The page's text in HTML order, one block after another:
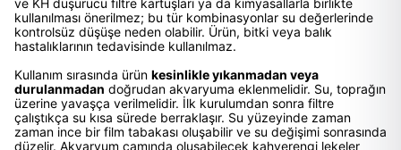
ve KH düşürücü filtre kartuşları ya da kimyasallarla birlikte
kullanılması önerilmez; bu tür kombinasyonlar su değerlerinde
kontrolsüz düşüşe neden olabilir. Ürün, bitki veya balık
hastalıklarının tedavisinde kullanılmaz.
Kullanım sırasında ürün kesinlikle yıkanmadan veya
durulanmadan doğrudan akvaryuma eklenmelidir. Su, toprağın
üzerine yavaşça verilmelidir. İlk kurulumdan sonra filtre
çalıştıkça su kısa sürede berraklaşır. Su yüzeyinde zaman
zaman ince bir film tabakası oluşabilir ve su değişimi sonrasında
düzelir. Akvaryum camında oluşabilecek kahverengi lekeler